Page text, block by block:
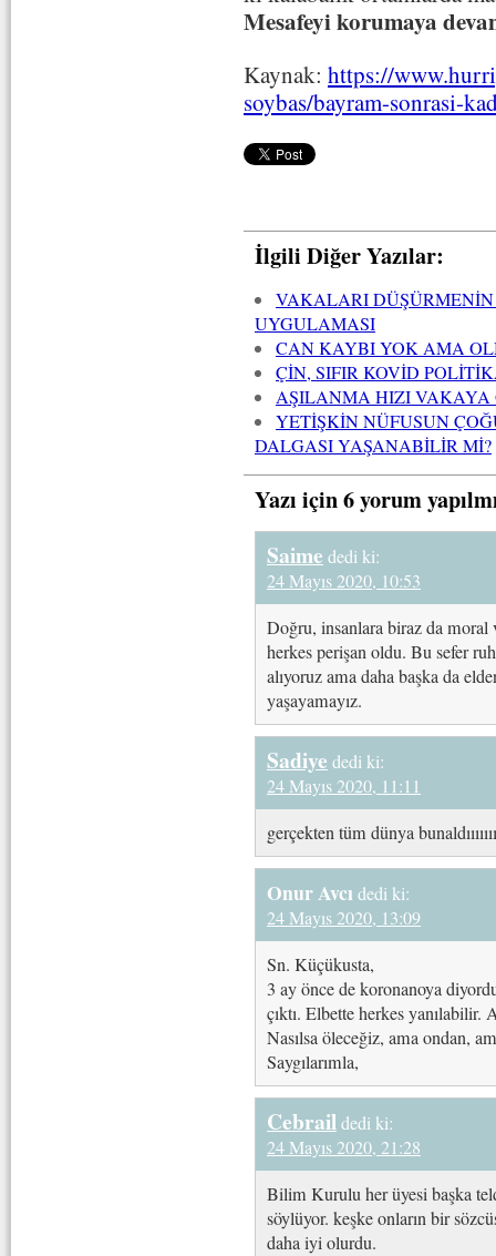
Mesafeyi korumaya
Kaynak: https://
soybas/bayram-sonrasi-
İlgili Diğer Yazılar:
VAKALARI
UYGULAMASI
CAN KAYBI YOK AMA
ÇİN, SIFIR KOVİD
AŞILANMA HIZI VAKAYA
YETİŞKİN NÜFUSUN
DALGASI YAŞANABİLİR Mİ?
Yazı için 6 yorum
Saime dedi ki:
24 Mayıs 2020, 10:53
Doğru, insanlara biraz da moral
herkes perişan oldu. Bu sefer
alıyoruz ama daha başka da
yaşayamayız.
Sadiye dedi ki:
24 Mayıs 2020, 11:11
gerçekten tüm dünya
Onur Avcı dedi ki:
24 Mayıs 2020, 13:09
Sn. Küçükusta,
3 ay önce de koronanoya
çıktı. Elbette herkes yanılabilir.
Nasılsa öleceğiz, ama ondan,
Saygılarımla,
Cebraildedi ki:
24 Mayıs 2020, 21:28
Bilim Kurulu her üyesi başka
söylüyor. keşke onların bir
daha iyi olurdu.